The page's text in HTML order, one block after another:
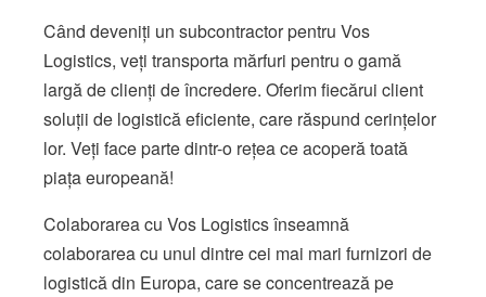
Când deveniți un subcontractor pentru Vos
Logistics, veți transporta mărfuri pentru o gamă
largă de clienți de încredere. Oferim fiecărui client
soluții de logistică eficiente, care răspund cerințelor
lor. Veți face parte dintr-o rețea ce acoperă toată
piața europeană!
Colaborarea cu Vos Logistics înseamnă
colaborarea cu unul dintre cei mai mari furnizori de
logistică din Europa, care se concentrează pe